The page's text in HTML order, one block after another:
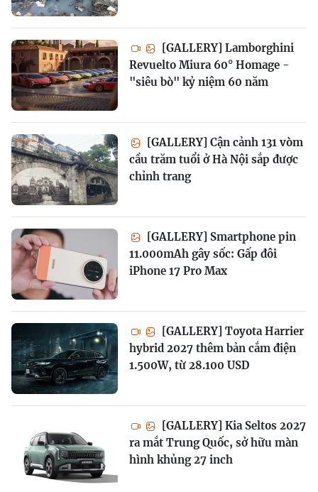
[GALLERY] Lamborghini
Revuelto Miura 60° Homage -
"siêu bò" kỷ niệm 60 năm
[GALLERY] Cận cảnh 131 vòm
cầu trăm tuổi ở Hà Nội sắp được
chỉnh trang
[GALLERY] Smartphone pin
11.000mAh gây sốc: Gấp đôi
iPhone 17 Pro Max
[GALLERY] Toyota Harrier
hybrid 2027 thêm bản cắm điện
1.500W, từ 28.100 USD
[GALLERY] Kia Seltos 2027
ra mắt Trung Quốc, sở hữu màn
hình khủng 27 inch